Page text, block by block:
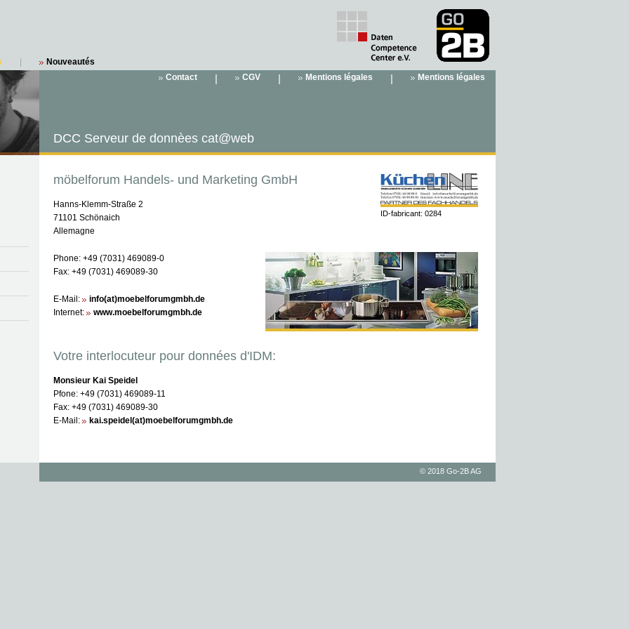
Nouveautés
Contact | CGV | Mentions légales | Mentions légales
DCC Serveur de donnèes cat@web
ID-fabricant: 0284
möbelforum Handels- und Marketing GmbH
Hanns-Klemm-Straße 2
71101 Schönaich
Allemagne
Phone: +49 (7031) 469089-0
Fax: +49 (7031) 469089-30
E-Mail:
info(at)moebelforumgmbh.de
Internet:
www.moebelforumgmbh.de
Votre interlocuteur pour données d'IDM:
Monsieur Kai Speidel
Pfone: +49 (7031) 469089-11
Fax: +49 (7031) 469089-30
E-Mail:
kai.speidel(at)moebelforumgmbh.de
© 2018 Go-2B AG